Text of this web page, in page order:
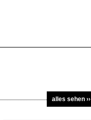
alles sehen ››